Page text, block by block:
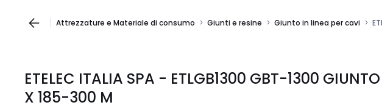
Attrezzature e Materiale di consumo Giunti e resine Giunto in linea per cavi
ETELEC ITALIA SPA - ETLGB1300 GBT-1300 GIUNTO
X 185-300 M